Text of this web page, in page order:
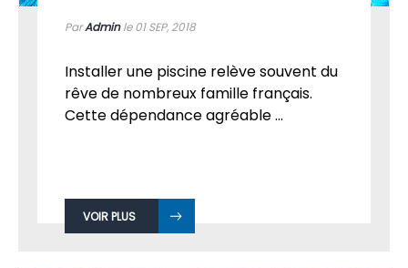
ParAdminle 01SEP, 2018
Installer une piscine relève souvent du
rêve de nombreux famille français.
Cette dépendance agréable ...
VOIR PLUS